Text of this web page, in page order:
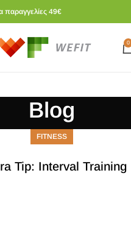
παραγγελίες 49€
0
Blog
FITNESS
Tip: Interval Training